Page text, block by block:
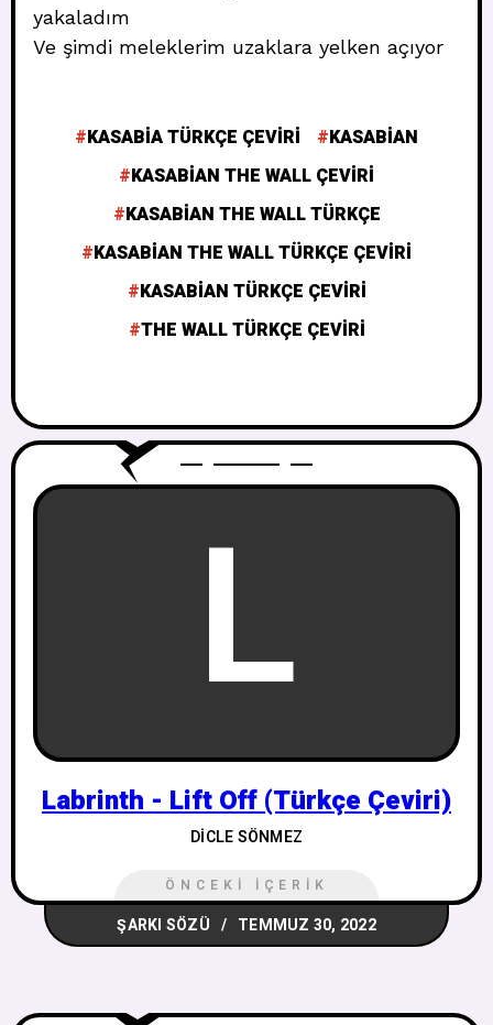
yakaladım
Ve şimdi meleklerim uzaklara yelken açıyor
KASABIA TÜRKÇE ÇEVIRI
KASABIAN
KASABIAN THE WALL ÇEVIRI
KASABIAN THE WALL TÜRKÇE
KASABIAN THE WALL TÜRKÇE ÇEVIRI
KASABIAN TÜRKÇE ÇEVIRI
THE WALL TÜRKÇE ÇEVIRI
L
Labrinth - Lift Off (Türkçe Çeviri)
DICLE SÖNMEZ
ÖNCEKI İÇERIK
ŞARKI SÖZÜ TEMMUZ 30, 2022